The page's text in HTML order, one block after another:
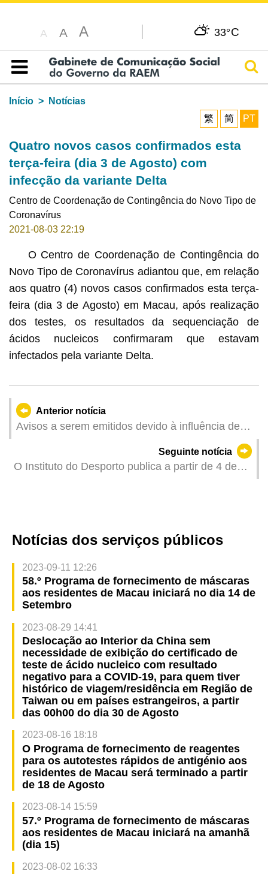
A A A 33°C
Índice
Início
Notícias
繁
简 PT
Quatro novos casos confirmados esta
terça-feira (dia 3 de Agosto) com
infecção da variante Delta
Centro de Coordenação de Contingência do Novo Tipo de
Coronavírus
2021-08-03 22:19
O Centro de Coordenação de Contingência do
Novo Tipo de Coronavírus adiantou que, em relação
aos quatro (4) novos casos confirmados esta terça-
feira (dia 3 de Agosto) em Macau, após realização
dos testes, os resultados da sequenciação de
ácidos nucleicos confirmaram que estavam
infectados pela variante Delta.
Anterior notícia
Avisos a serem emitidos devido à influência de
área de baixa pressão (Actualizado: 2021-08-03
Seguinte notícia
O Instituto do Desporto publica a partir de 4 de
Notícias dos serviços públicos
2023-09-11 12:26
58.º Programa de fornecimento de máscaras
aos residentes de Macau iniciará no dia 14 de
Setembro
2023-08-29 14:41
Deslocação ao Interior da China sem
necessidade de exibição do certificado de
teste de ácido nucleico com resultado
negativo para a COVID-19, para quem tiver
histórico de viagem/residência em Região de
Taiwan ou em países estrangeiros, a partir
das 00h00 do dia 30 de Agosto
2023-08-16 18:18
O Programa de fornecimento de reagentes
para os autotestes rápidos de antigénio aos
residentes de Macau será terminado a partir
de 18 de Agosto
2023-08-14 15:59
57.º Programa de fornecimento de máscaras
aos residentes de Macau iniciará na amanhã
(dia 15)
2023-08-02 16:33